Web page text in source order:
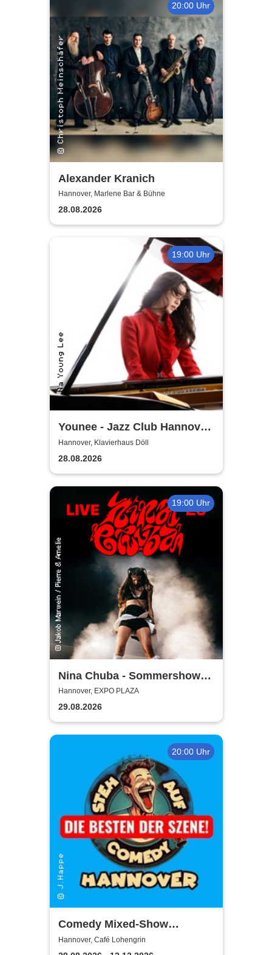
20:00 Uhr
Alexander Kranich
Hannover, Marlene Bar & Bühne
28.08.2026
19:00 Uhr
Younee - Jazz Club Hannover
Steinway-Artist
Hannover, Klavierhaus Döll
28.08.2026
19:00 Uhr
Nina Chuba - Sommershows
2026
Hannover, EXPO PLAZA
29.08.2026
20:00 Uhr
Comedy Mixed-Show
Hannover / STEH AUF
Hannover, Café Lohengrin